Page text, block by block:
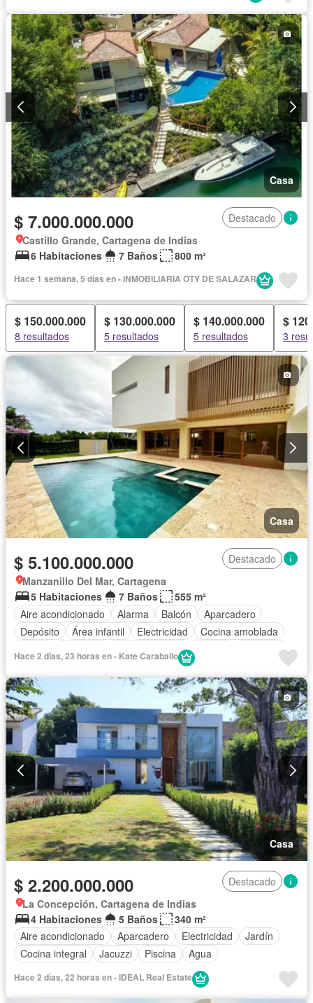
Casa
$ 7.000.000.000
Destacado
Castillo Grande, Cartagena de Indias
6 Habitaciones
7 Baños 800 m²
Hace 1 semana, 5 días en - INMOBILIARIA OTY DE SALAZAR
$ 150.000.000
8 resultados
$ 130.000.000
5 resultados
$ 140.000.000
5 resultados
$
3
Casa
$ 5.100.000.000
Destacado
Manzanillo Del Mar, Cartagena
5 Habitaciones
7 Baños
555 m²
Aire acondicionado
Alarma Balcón
Aparcadero
Depósito
Área infantil Electricidad
Cocina amoblada
Cocina integral
Ascensor
Seguridad privada
Cuarto de servicio
Piscina Agua
Hace 2 días, 23 horas en - Kate Caraballo
Casa
$ 2.200.000.000
Destacado
La Concepción, Cartagena de Indias
4 Habitaciones
5 Baños
340 m²
Aire acondicionado
Aparcadero Electricidad
Jardín
Cocina integral
Jacuzzi Piscina Agua
Hace 2 días, 22 horas en - IDEAL Real Estate